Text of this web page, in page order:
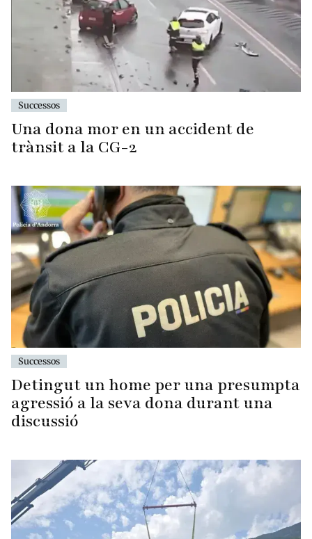
Successos
Una dona mor en un accident de
trànsit a la CG-2
Successos
Detingut un home per una presumpta
agressió a la seva dona durant una
discussió